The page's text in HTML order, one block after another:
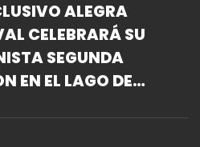
ALEGRA
CELEBRARÁ SU
SEGUNDA
EN EL LAGO DE